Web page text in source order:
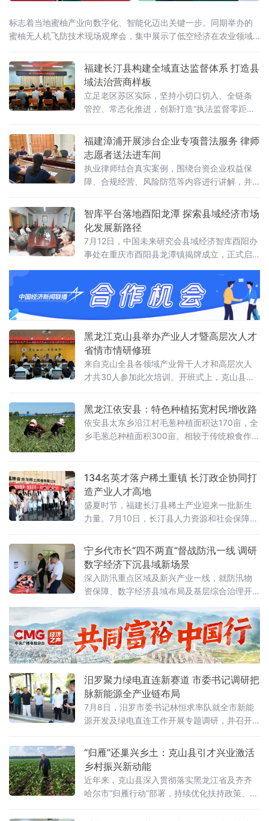
标志着当地蜜柚产业向数字化、智能化迈出关键一步。同期举办的
蜜柚无人机飞防技术现场观摩会，集中展示了低空经济在农业领域
展现智慧农业装备的作业能力。该平台整合蜜柚种植、病虫害防
治、农事管理、无人机飞防调度及产品质量追溯等全产业链数据，
可为政府决策、农
福建长汀县构建全域直达监督体系 打造县
域法治营商样板
立足老区苏区实际，坚持小切口切入、全链条
管控、常态化推进，创新打造“执法监督零距
共治”的行政执法监督体系，推动监督力量直抵
一线、执法行为全面规范，让市场主体在可预
期、规范化、法治化的执法
福建漳浦开展涉台企业专项普法服务 律师
志愿者送法进车间
执业律师结合真实案例，围绕台资企业权益保
障、合规经营、风险防范等内容进行讲解，并
志愿者向企业负责人发放《台资企业法律服务
指引》，面
智库平台落地酉阳龙潭 探索县域经济市场
化发展新路径
7月12日，中国未来研究会县域经济智库酉阳办
事处在重庆市酉阳县龙潭镇揭牌成立，正式启
发展和龙潭特色小镇建设提供专业化智力支
撑，探索以社会化服务机制推动乡村产业振兴
的新路径。揭牌仪式后，中国未来研究会智库
专家张学军主持专题论坛，围绕县域经济发
展、乡村产业振兴与市场化运营模式等议题展
开研讨。县域经济智库酉阳办事处张宗慈、任
江兵分别就平台运营理
黑龙江克山县举办产业人才暨高层次人才
省情市情研修班
来自克山全县各领域产业骨干人才和高层次人
才共30人参加此次培训。开班式上，克山县委
要筑牢思想政治根基、锤炼干事兴业本领、打
通学用转化通道，自觉把专业所长融入克山产
业发展大局。要珍惜高校研学平台，主动向授
课专家请教
黑龙江依安县：特色种植拓宽村民增收路
依安县太东乡沿江村毛葱种植面积达170亩，全
乡毛葱总种植面积300亩。相较于传统粮食作
益。
134名英才落户稀土重镇 长汀政企协同打
造产业人才高地
盛夏时节，福建长汀县稀土产业迎来一批新生
力量。7月10日，长汀县人力资源和社会保障局
赋能·智造无限——2026届‘稀’望生入职欢迎仪
式暨入职引导周训练营”活动，134名应届高校
毕业生正式入驻金龙稀土，开启职业生涯。这
是长汀县深化产才融合、推动稀土产业高质量
发展的又一务实举措。
宁乡代市长“四不两直”督战防汛一线 调研
数字经济下沉县域新场景
深入防汛重点区域及新兴产业一线，就防汛物
资保障、数字经济县域布局及基层综合治理开
值洞庭湖流域主汛期关键节点，湘江支流沩水
水位持续处于高位运行状态。在宁乡城区防汛
重点工程白马桥水库，刘亮实地察看库区水位
变化与堤防安全，重点检查防汛物资储备仓
的种
汨罗聚力绿电直连新赛道 市委书记调研把
脉新能源全产业链布局
7月8日，汨罗市委书记林恒求率队就全市新能
源开发及绿电直连工作开展专题调研，并召开
领导何厚德、冯勇刚、杨盛、张勇、谢加旺参
加调研及座谈。作为湖南省重要的新能源产业
集聚区，汨罗近年来在光伏发电、风光储一体
化等领域加速布局，绿电直连试点工作亦进入
关键攻关期。调研当日，林恒求一行先后深入
“归雁”还巢兴乡土：克山县引才兴业激活
乡村振兴新动能
近年来，克山县深入贯彻落实黑龙江省及齐齐
哈尔市“归雁行动”部署，持续优化扶持政策、完